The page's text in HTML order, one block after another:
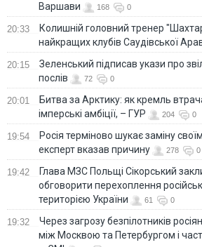
Варшави
168 0
20:33
Колишній головний тренер
найкращих клубів Саудівської
20:15
Зеленський підписав укази про
послів
72 0
20:01
Битва за Арктику: як кремль
імперські амбіції, – ГУР
204 0
19:54
Росія терміново шукає заміну
експерт вказав причину
278 0
19:42
Глава МЗС Польщі Сікорський
обговорити перехоплення
територією України
61 0
19:32
Через загрозу безпілотників
між Москвою та Петербургом і